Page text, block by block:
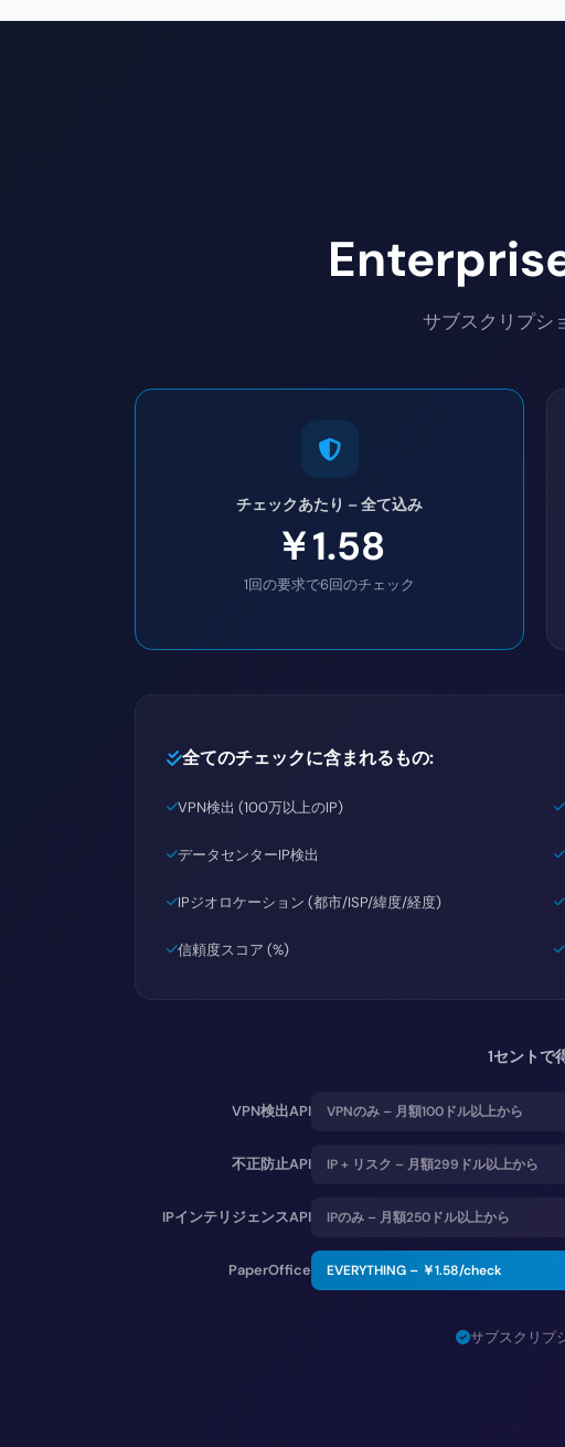
サブスクリプシ
チェックあたり – 全て込み
￥1.58
1回の要求で6回のチェック
全てのチェックに含まれるもの:
VPN検出 (100万以上のIP)
データセンターIP検出
IPジオロケーション (都市/ISP/緯度/経度)
信頼度スコア (%)
1セントで
VPN検出API VPNのみ – 月額100ドル以上から
不正防止API IP + リスク – 月額299ドル以上から
IPインテリジェンスAPI IPのみ – 月額250ドル以上から
PaperOffice EVERYTHING – ￥1.58/check
サブスクリプ